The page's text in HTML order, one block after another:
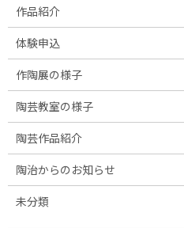
作品紹介
体験申込
作陶展の様子
陶芸教室の様子
陶芸作品紹介
陶治からのお知らせ
未分類